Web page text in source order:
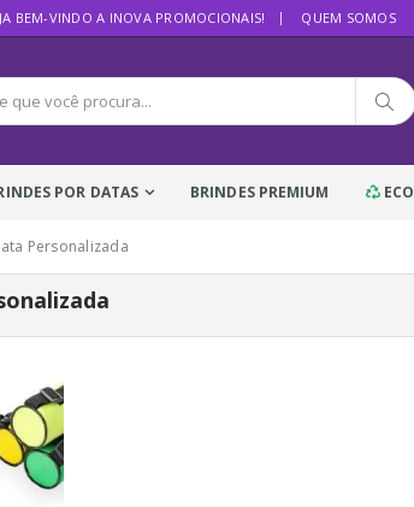
BEM-VINDO A INOVA PROMOCIONAIS! QUEM SOMOS
POR DATAS BRINDES PREMIUM ECO
Personalizada